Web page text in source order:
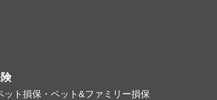
ット損保・ペット&ファミリー損保